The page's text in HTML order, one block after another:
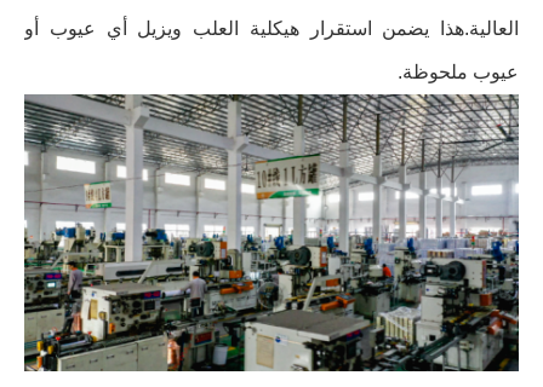
العالية.هذا يضمن استقرار هيكلية العلب ويزيل أي عيوب أو
عيوب ملحوظة.